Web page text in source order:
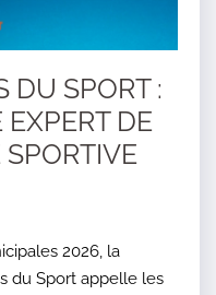
DU SPORT :
DE
2026, la
du Sport appelle les